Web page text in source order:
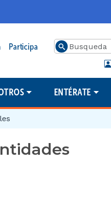
Participa Buscar
ENTÉRATE